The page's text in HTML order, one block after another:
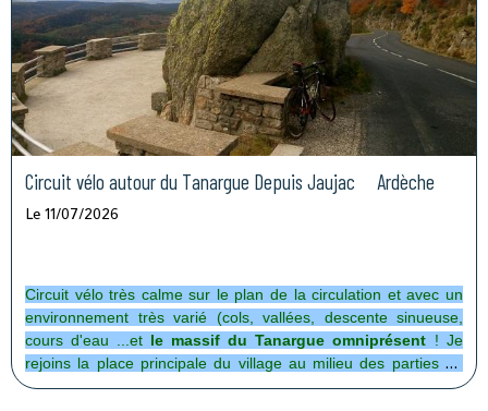
Circuit vélo autour du Tanargue Depuis Jaujac Ardèche
Le 11/07/2026
Circuit vélo très calme sur le plan de la circulation et avec un
environnement très varié (cols, vallées, descente sinueuse,
cours d'eau ...et le massif du Tanargue omniprésent ! Je
rejoins la place principale du village au milieu des parties de
pétanque ! Accès facile à vélo . . . ce sera plus difficile de sortir